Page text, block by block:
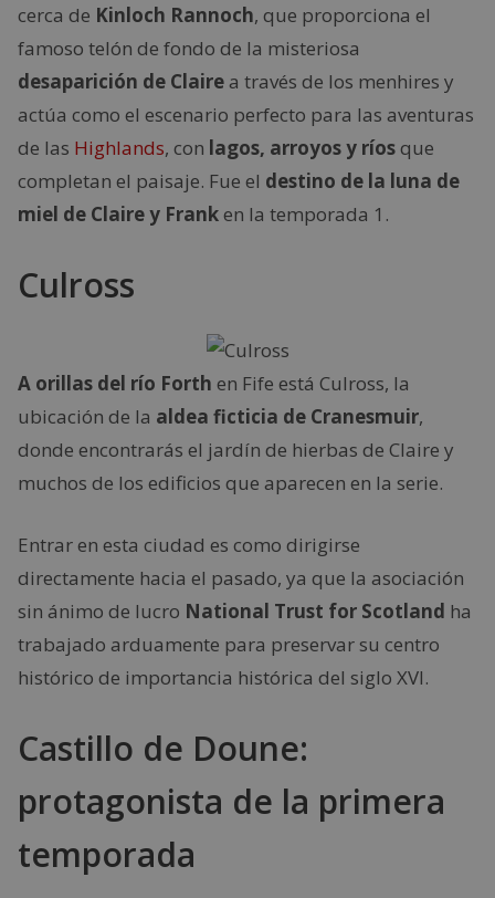
cerca de Kinloch Rannoch, que proporciona el
famoso telón de fondo de la misteriosa
desaparición de Clairea través de los menhires y
actúa como el escenario perfecto para las aventuras
de las Highlands, con lagos, arroyos y ríosque
completan el paisaje. Fue el destino de la luna de
miel de Claire y Franken la temporada 1.
Culross
A orillas del río Forth en Fife está Culross, la
ubicación de la aldea ficticia de Cranesmuir,
donde encontrarás el jardín de hierbas de Claire y
muchos de los edificios que aparecen en la serie.
Entrar en esta ciudad es como dirigirse
directamente hacia el pasado, ya que la asociación
sin ánimo de lucro National Trust for Scotland ha
trabajado arduamente para preservar su centro
histórico de importancia histórica del siglo XVI.
Castillo de Doune:
protagonista de la primera
temporada